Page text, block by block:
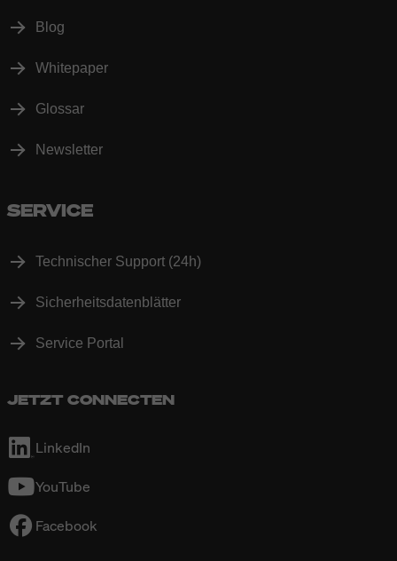
Blog
Whitepaper
Glossar
Newsletter
SERVICE
Technischer Support (24h)
Sicherheitsdatenblätter
Service Portal
JETZT CONNECTEN
LinkedIn
YouTube
Facebook